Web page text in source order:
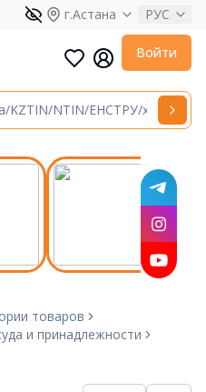
г.Астана РУС
Войти
товаров
и принадлежности